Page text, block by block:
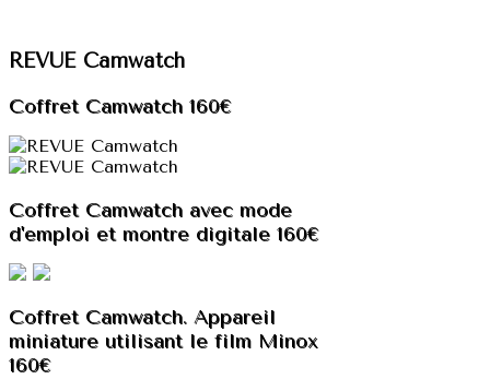
REVUE Camwatch
Coffret Camwatch 160€
Coffret Camwatch avec mode
d'emploi et montre digitale 160€
Coffret Camwatch. Appareil
miniature utilisant le film Minox
160€